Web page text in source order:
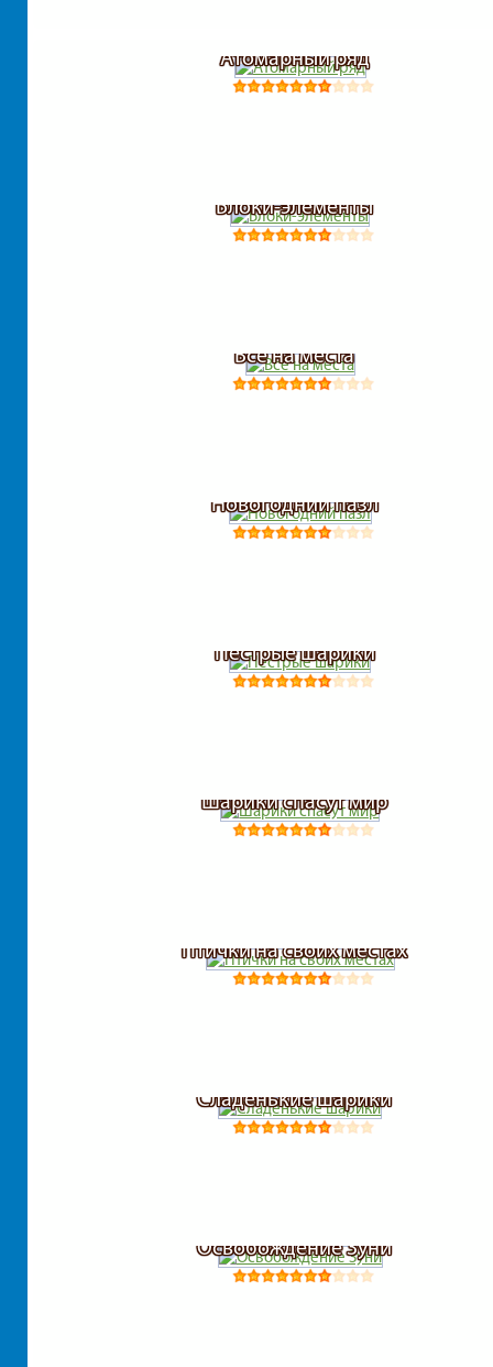
Атомарный ряд
Блоки-элементы
Все на места
Новогодний пазл
Пестрые шарики
Шарики спасут мир
Птички на своих местах
Сладенькие шарики
Освобождение Зуни